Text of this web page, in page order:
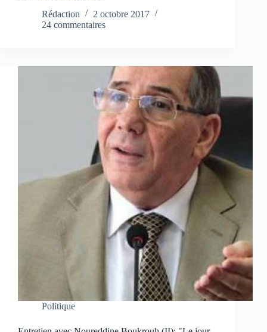
Rédaction
2 octobre 2017
24 commentaires
Politique